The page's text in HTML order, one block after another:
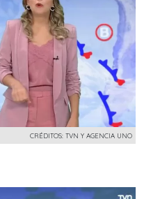
CRÉDITOS: TVN Y AGENCIA UNO